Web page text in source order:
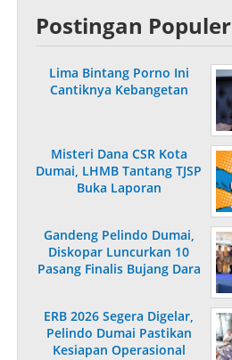
Postingan Populer
Lima Bintang Porno Ini
Cantiknya Kebangetan
Misteri Dana CSR Kota
Dumai, LHMB Tantang TJSP
Buka Laporan
Gandeng Pelindo Dumai,
Diskopar Luncurkan 10
Pasang Finalis Bujang Dara
ERB 2026 Segera Digelar,
Pelindo Dumai Pastikan
Kesiapan Operasional